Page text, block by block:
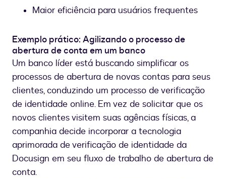
Maior eficiência para usuários frequentes
Exemplo prático: Agilizando o processo de
abertura de conta em um banco
Um banco líder está buscando simplificar os
processos de abertura de novas contas para seus
clientes, conduzindo um processo de verificação
de identidade online. Em vez de solicitar que os
novos clientes visitem suas agências físicas, a
companhia decide incorporar a tecnologia
aprimorada de verificação de identidade da
Docusign em seu fluxo de trabalho de abertura de
conta.